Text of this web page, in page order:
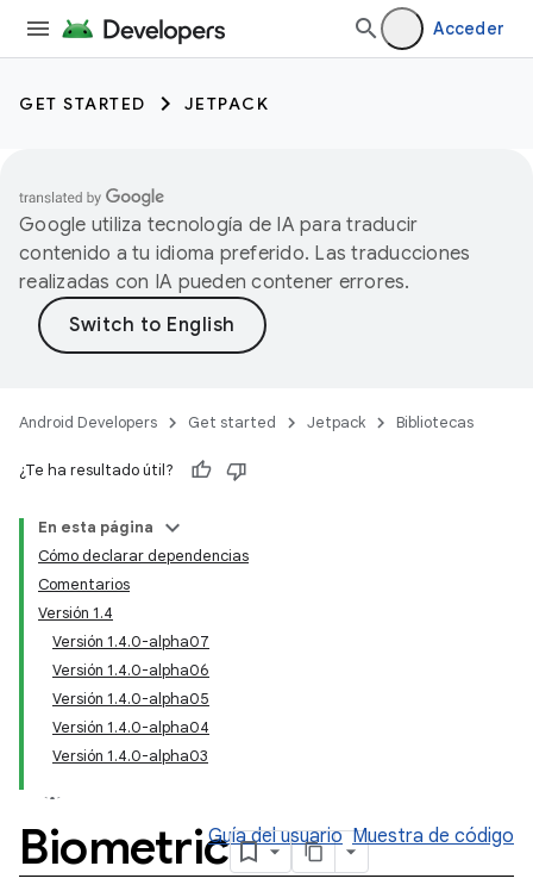
Acceder
GET STARTED JETPACK
Google utiliza tecnología de IA para traducir
contenido a tu idioma preferido. Las traducciones
realizadas con IA pueden contener errores.
Android Developers Get started Jetpack Bibliotecas
¿Te ha resultado útil?
En esta página
Cómo declarar dependencias
Comentarios
Versión 1.4
Versión 1.4.0-alpha07
Versión 1.4.0-alpha06
Versión 1.4.0-alpha05
Versión 1.4.0-alpha04
Versión 1.4.0-alpha03
BiometricGuía del usuario Muestra de código